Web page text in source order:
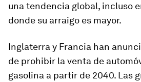
una tendencia global, incluso
donde su arraigo es mayor.
Inglaterra y Francia han
de prohibir la venta de
gasolina a partir de 2040. Las